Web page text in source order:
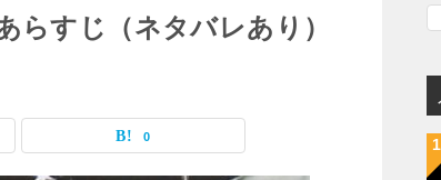
らすじ（ネタバレあり）
0